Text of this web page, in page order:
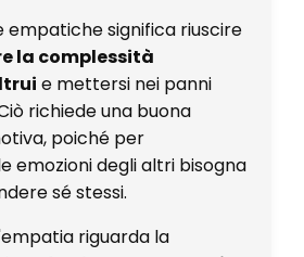
empatiche significa riuscire
la complessità
e mettersi nei panni
richiede una buona
poiché per
emozioni degli altri bisogna
sé stessi.
riguarda la